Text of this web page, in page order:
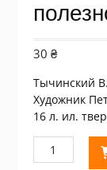
30 ₴
Тычинский
Художник
16 л. ил.
Количество
товара